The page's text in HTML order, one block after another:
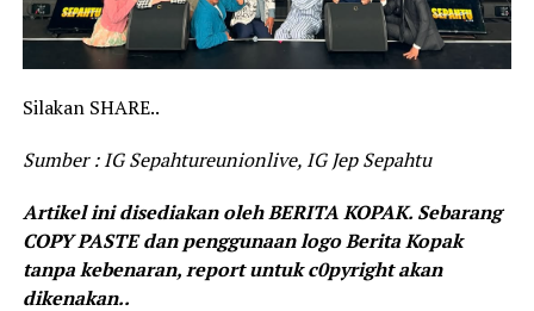
Silakan SHARE..
Sumber : IG Sepahtureunionlive, IG Jep Sepahtu
Artikel ini disediakan oleh BERITA KOPAK. Sebarang
COPY PASTE dan penggunaan logo Berita Kopak
tanpa kebenaran, report untuk c0pyright akan
dikenakan..